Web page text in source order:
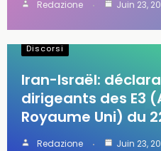
Redazione Juin 23,
Discorsi
Iran-Israël:
dirigeants des E3
Royaume Uni) du
Redazione Juin 23,